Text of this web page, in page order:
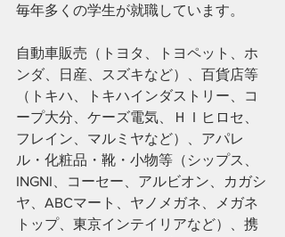
毎年多くの学生が就職しています。
自動車販売（トヨタ、トヨペット、ホ
ンダ、日産、スズキなど）、百貨店等
（トキハ、トキハインダストリー、コ
ープ大分、ケーズ電気、ＨＩヒロセ、
フレイン、マルミヤなど）、アパレ
ル・化粧品・靴・小物等（シップス、
INGNI、コーセー、アルビオン、カガシ
ヤ、ABCマート、ヤノメガネ、メガネ
トップ、東京インテイリアなど）、携